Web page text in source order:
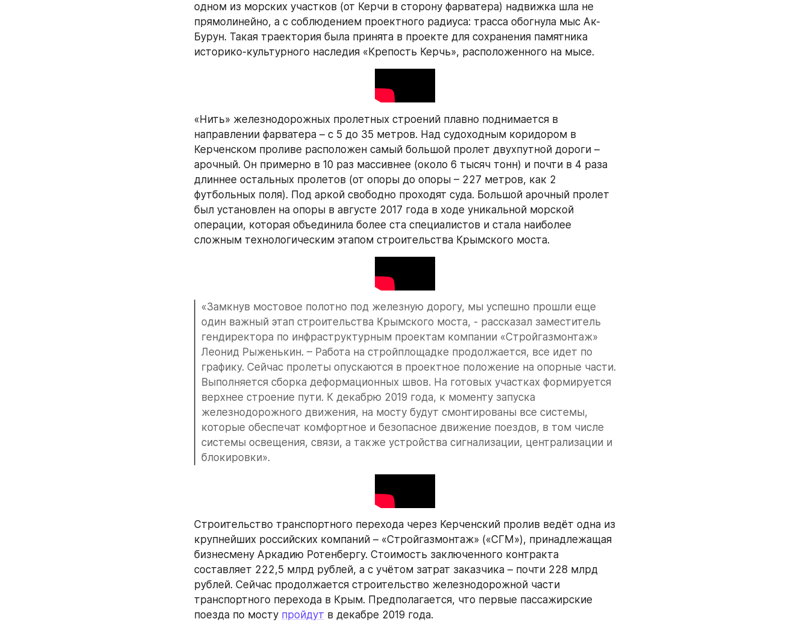
одном из морских участков (от Керчи в сторону фарватера) надвижка шла не
прямолинейно, а с соблюдением проектного радиуса: трасса обогнула мыс Ак-
Бурун. Такая траектория была принята в проекте для сохранения памятника
историко-культурного наследия «Крепость Керчь», расположенного на мысе.
«Нить» железнодорожных пролетных строений плавно поднимается в
направлении фарватера – с 5 до 35 метров. Над судоходным коридором в
Керченском проливе расположен самый большой пролет двухпутной дороги –
арочный. Он примерно в 10 раз массивнее (около 6 тысяч тонн) и почти в 4 раза
длиннее остальных пролетов (от опоры до опоры – 227 метров, как 2
футбольных поля). Под аркой свободно проходят суда. Большой арочный пролет
был установлен на опоры в августе 2017 года в ходе уникальной морской
операции, которая объединила более ста специалистов и стала наиболее
сложным технологическим этапом строительства Крымского моста.
«Замкнув мостовое полотно под железную дорогу, мы успешно прошли еще
один важный этап строительства Крымского моста, - рассказал заместитель
гендиректора по инфраструктурным проектам компании «Стройгазмонтаж»
Леонид Рыженькин. – Работа на стройплощадке продолжается, все идет по
графику. Сейчас пролеты опускаются в проектное положение на опорные части.
Выполняется сборка деформационных швов. На готовых участках формируется
верхнее строение пути. К декабрю 2019 года, к моменту запуска
железнодорожного движения, на мосту будут смонтированы все системы,
которые обеспечат комфортное и безопасное движение поездов, в том числе
системы освещения, связи, а также устройства сигнализации, централизации и
блокировки».
Строительство транспортного перехода через Керченский пролив ведёт одна из
крупнейших российских компаний – «Стройгазмонтаж» («СГМ»), принадлежащая
бизнесмену Аркадию Ротенбергу. Стоимость заключенного контракта
составляет 222,5 млрд рублей, а с учётом затрат заказчика – почти 228 млрд
рублей. Сейчас продолжается строительство железнодорожной части
транспортного перехода в Крым. Предполагается, что первые пассажирские
поезда по мосту пройдут в декабре 2019 года.